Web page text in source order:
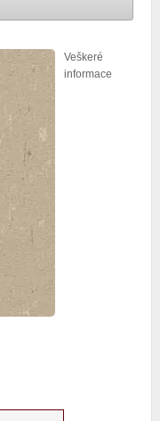
Veškeré
informace